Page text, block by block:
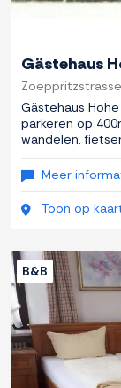
Gästehaus
Gästehaus
parkeren op
wandelen,
Meer
Toon op
B&B